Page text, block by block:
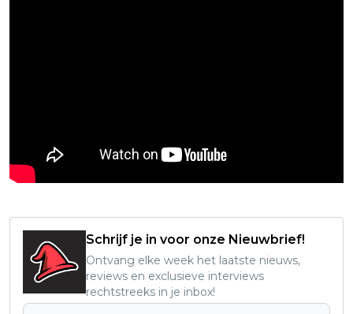
Schrijf je in voor onze Nieuwbrief!
Ontvang elke week het laatste nieuws,
reviews en exclusieve interviews
rechtstreeks in je inbox!